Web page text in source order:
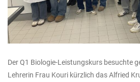
Der Q1 Biologie-Leistungskurs besuchte
Lehrerin Frau Kouri kürzlich das Alfried